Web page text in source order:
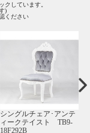
クしています。
)
ください
シングルチェア･アンテ
ィークテイスト TB9-
18F292B